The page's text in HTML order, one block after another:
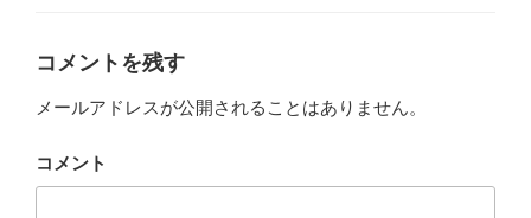
コメントを残す
メールアドレスが公開されることはありません。
コメント